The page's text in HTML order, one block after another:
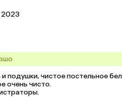
2023
подушки, чистое постельное
очень чисто.